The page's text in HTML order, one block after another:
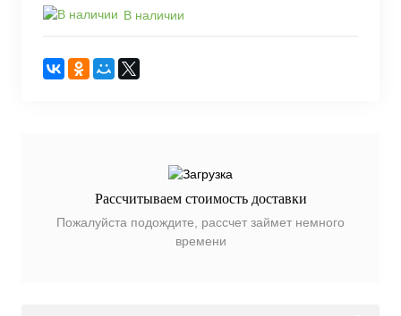
В наличии
Рассчитываем стоимость доставки
Пожалуйста подождите, рассчет займет немного
времени